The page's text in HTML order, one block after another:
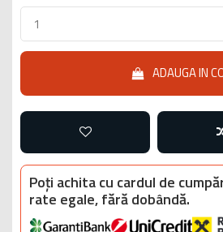
ADAUGA IN
Poți achita cu cardul de
rate egale, fără dobândă.